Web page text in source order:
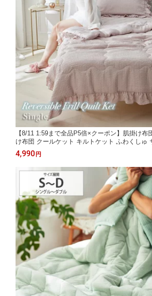
【8/11 1:59まで全品P5倍×クーポン】肌掛け布
け布団 クールケット キルトケット ふわくしゅ
スムースニット フリル フルーエ 大人可愛い ひ
る 寝具 夏 fleu;e ふわくしゅシリーズ 接触冷感
ッセン ◆
4,990 円